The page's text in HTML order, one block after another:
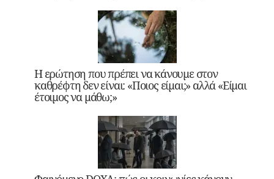
Η ερώτηση που πρέπει να κάνουμε στον
καθρέφτη δεν είναι: «Ποιος είμαι;» αλλά «Είμαι
έτοιμος να μάθω;»